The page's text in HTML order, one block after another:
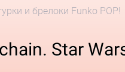
и брелоки Funko POP!
Star